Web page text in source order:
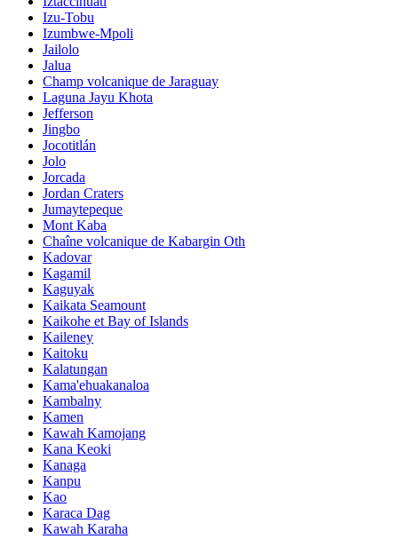
Izu-Tobu
Izumbwe-Mpoli
Jailolo
Jalua
Champ volcanique de Jaraguay
Laguna Jayu Khota
Jefferson
Jingbo
Jocotitlán
Jolo
Jorcada
Jordan Craters
Jumaytepeque
Mont Kaba
Chaîne volcanique de Kabargin Oth
Kadovar
Kagamil
Kaguyak
Kaikata Seamount
Kaikohe et Bay of Islands
Kaileney
Kaitoku
Kalatungan
Kama'ehuakanaloa
Kambalny
Kamen
Kawah Kamojang
Kana Keoki
Kanaga
Kanpu
Kao
Karaca Dag
Kawah Karaha